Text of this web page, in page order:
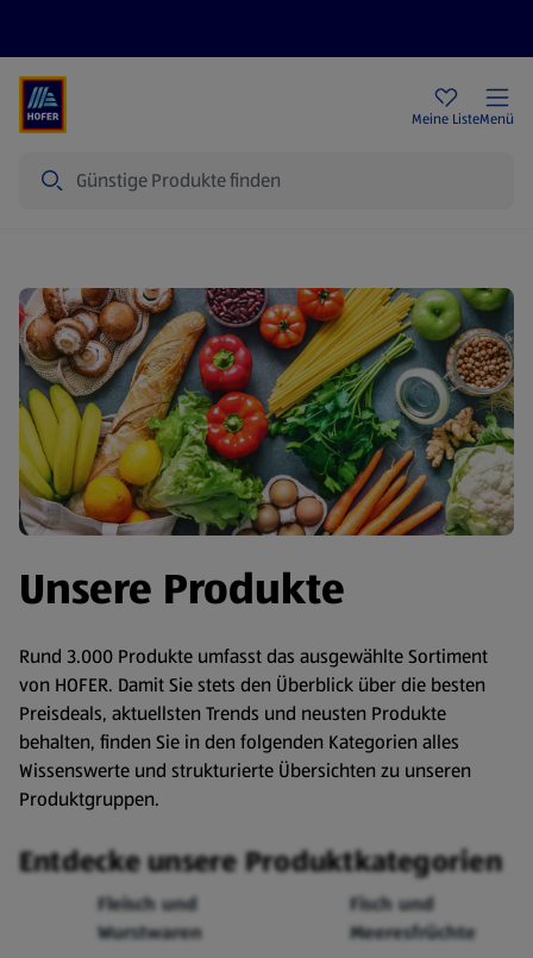
Meine ListeMenü
Unsere Produkte
Rund 3.000 Produkte umfasst das ausgewählte Sortiment
von HOFER. Damit Sie stets den Überblick über die besten
Preisdeals, aktuellsten Trends und neusten Produkte
behalten, finden Sie in den folgenden Kategorien alles
Wissenswerte und strukturierte Übersichten zu unseren
Produktgruppen.
Entdecke unsere Produktkategorien
Fleisch und
Wurstwaren
Fisch und
Meeresfrüchte